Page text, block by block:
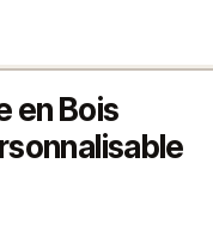
en Bois